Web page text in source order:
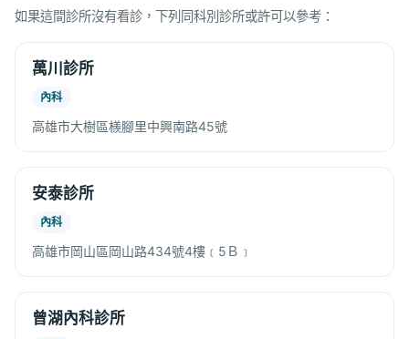
如果這間診所沒有看診，下列同科別診所或許可以參考：
萬川診所
內科
高雄市大樹區檨腳里中興南路45號
安泰診所
內科
高雄市岡山區岡山路434號4樓﹝5Ｂ﹞
曾湖內科診所